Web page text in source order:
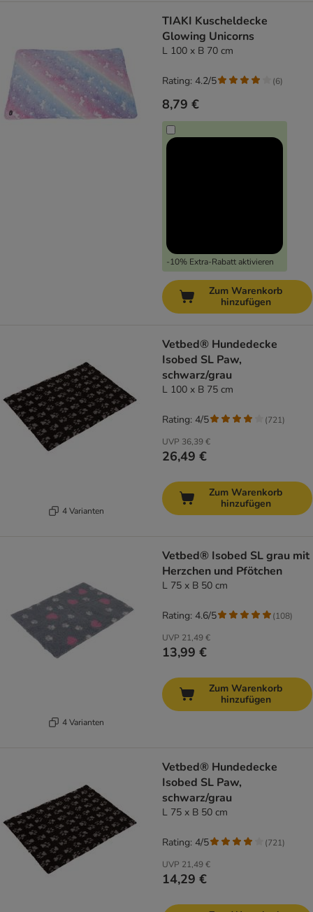
TIAKI Kuscheldecke
Glowing Unicorns
L 100 x B 70 cm
8,79 €
-10% Extra-Rabatt aktivieren
Rating: 4.2/5 (6)
Zum Warenkorb
hinzufügen
4 Varianten
Vetbed® Hundedecke
Isobed SL Paw,
schwarz/grau
L 100 x B 75 cm
UVP 36,39 €
26,49 €
Rating: 4/5 (721)
Zum Warenkorb
hinzufügen
4 Varianten
Vetbed® Isobed SL grau mit
Herzchen und Pfötchen
L 75 x B 50 cm
UVP 21,49 €
13,99 €
Rating: 4.6/5 (108)
Zum Warenkorb
hinzufügen
Vetbed® Hundedecke
Isobed SL Paw,
schwarz/grau
L 75 x B 50 cm
UVP 21,49 €
14,29 €
Rating: 4/5 (721)